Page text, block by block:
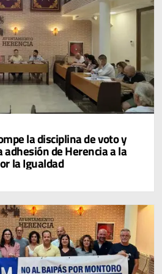
la disciplina de voto y
adhesión de Herencia a la
la Igualdad